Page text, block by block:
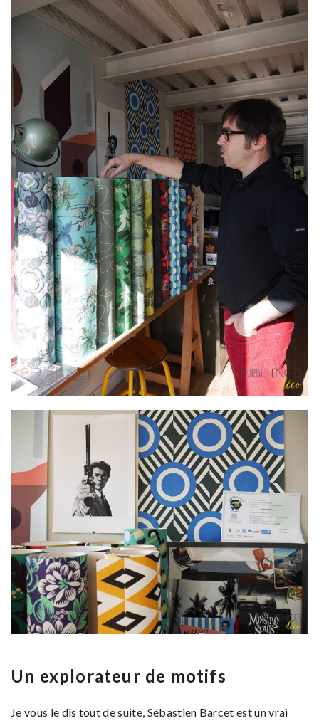
Un explorateur de motifs
Je vous le dis tout de suite, Sébastien Barcet est un vrai